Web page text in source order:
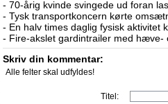
- 70-årig kvinde svingede ud foran
- Tysk transportkoncern kørte
- En halv times daglig fysisk aktivitet
- Fire-akslet gardintrailer med hæve-
Skriv din kommentar:
Alle felter skal udfyldes!
Titel: